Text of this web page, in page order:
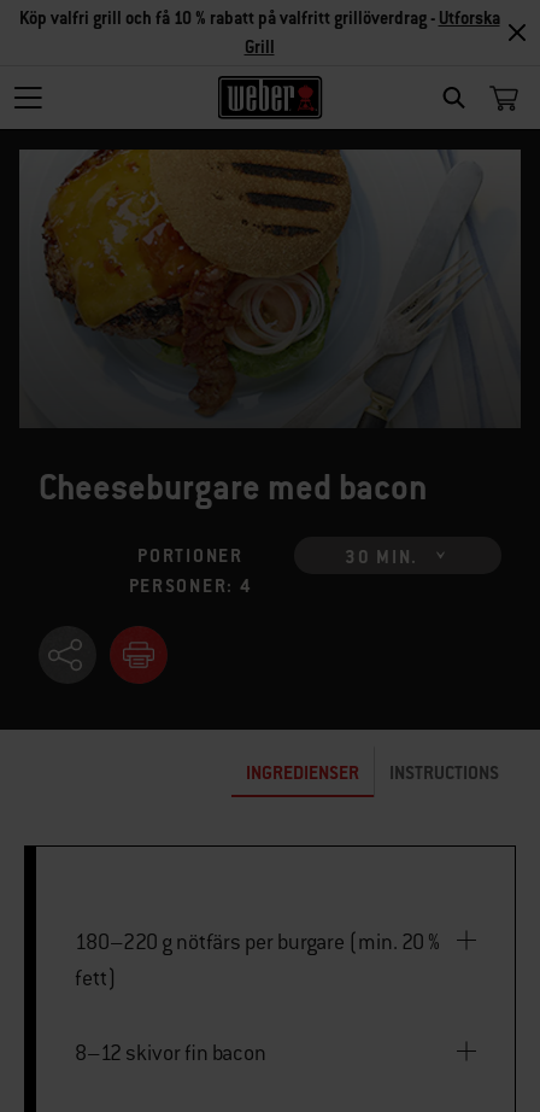
SEARCH
Köp valfri grill och få 10 % rabatt på valfritt grillöverdrag - Utforska
Grill
Cheeseburgare med bacon
PORTIONER
PERSONER: 4
30 MIN.
INGREDIENSER INSTRUCTIONS
180–220 g nötfärs per burgare (min. 20 %
fett)
8–12 skivor fin bacon